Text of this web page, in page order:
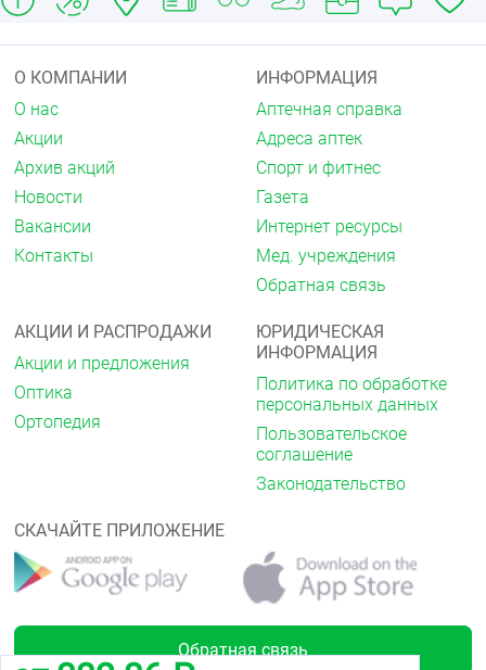
О КОМПАНИИ
О нас
Акции
Архив акций
Новости
Вакансии
Контакты
ИНФОРМАЦИЯ
Аптечная справка
Адреса аптек
Спорт и фитнес
Газета
Интернет ресурсы
Мед. учреждения
Обратная связь
АКЦИИ И РАСПРОДАЖИ
Акции и предложения
Оптика
Ортопедия
ЮРИДИЧЕСКАЯ
ИНФОРМАЦИЯ
Политика по обработке
персональных данных
Пользовательское
соглашение
Законодательство
СКАЧАЙТЕ ПРИЛОЖЕНИЕ
Обратная связь